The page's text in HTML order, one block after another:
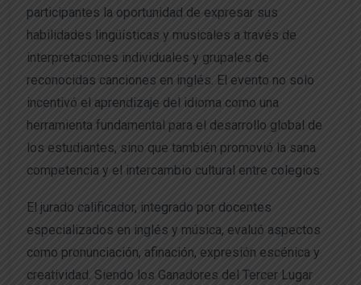
participantes la oportunidad de expresar sus
habilidades lingüísticas y musicales a través de
interpretaciones individuales y grupales de
reconocidas canciones en inglés. El evento no solo
incentivó el aprendizaje del idioma como una
herramienta fundamental para el desarrollo global de
los estudiantes, sino que también promovió la sana
competencia y el intercambio cultural entre colegios.
El jurado calificador, integrado por docentes
especializados en inglés y música, evaluó aspectos
como pronunciación, afinación, expresión escénica y
creatividad. Siendo los Ganadores del Tercer Lugar